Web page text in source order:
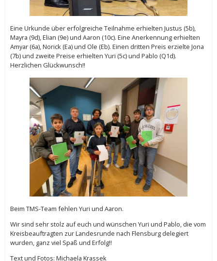
Eine Urkunde über erfolgreiche Teilnahme erhielten Justus (5b),
Mayra (9d), Elian (9e) und Aaron (10c). Eine Anerkennung erhielten
Amyar (6a), Norick (Ea) und Ole (Eb). Einen dritten Preis erzielte Jona
(7b) und zweite Preise erhielten Yuri (5c) und Pablo (Q1d).
Herzlichen Glückwunsch!!
Beim TMS-Team fehlen Yuri und Aaron.
Wir sind sehr stolz auf euch und wünschen Yuri und Pablo, die vom
Kreisbeauftragten zur Landesrunde nach Flensburg delegiert
wurden, ganz viel Spaß und Erfolg!!
Text und Fotos: Michaela Krassek